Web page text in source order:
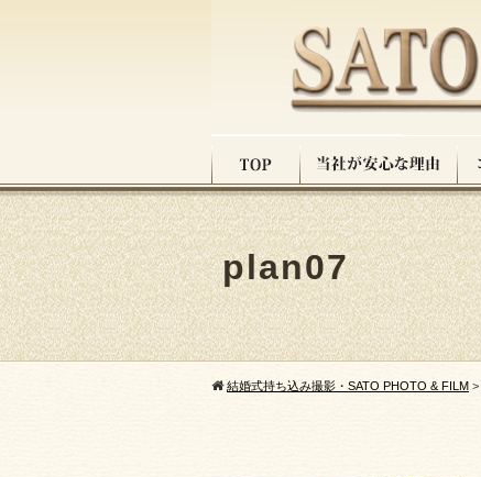
plan07
結婚式持ち込み撮影・SATO PHOTO & FILM >